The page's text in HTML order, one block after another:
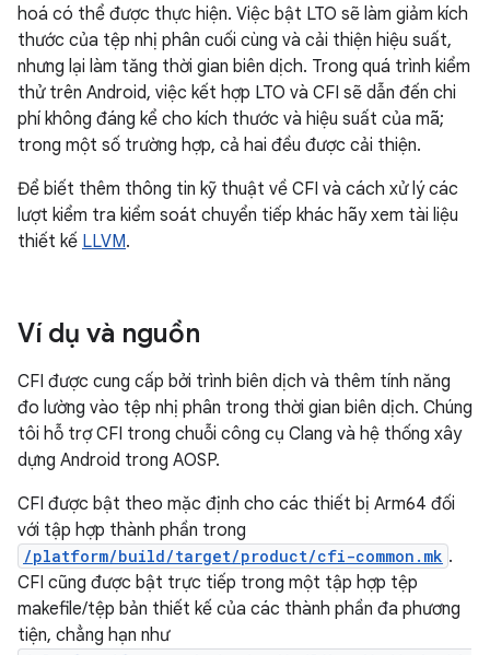
hoá có thể được thực hiện. Việc bật LTO sẽ làm giảm kích
thước của tệp nhị phân cuối cùng và cải thiện hiệu suất,
nhưng lại làm tăng thời gian biên dịch. Trong quá trình kiểm
thử trên Android, việc kết hợp LTO và CFI sẽ dẫn đến chi
phí không đáng kể cho kích thước và hiệu suất của mã;
trong một số trường hợp, cả hai đều được cải thiện.
Để biết thêm thông tin kỹ thuật về CFI và cách xử lý các
lượt kiểm tra kiểm soát chuyển tiếp khác hãy xem tài liệu
thiết kế LLVM.
Ví dụ và nguồn
CFI được cung cấp bởi trình biên dịch và thêm tính năng
đo lường vào tệp nhị phân trong thời gian biên dịch. Chúng
tôi hỗ trợ CFI trong chuỗi công cụ Clang và hệ thống xây
dựng Android trong AOSP.
CFI được bật theo mặc định cho các thiết bị Arm64 đối
với tập hợp thành phần trong
/platform/build/target/product/cfi-common.mk .
CFI cũng được bật trực tiếp trong một tập hợp tệp
makefile/tệp bản thiết kế của các thành phần đa phương
tiện, chẳng hạn như